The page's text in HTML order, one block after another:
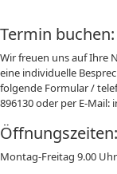
Termin buchen:
Wir freuen uns auf Ihre
eine individuelle
folgende Formular /
896130 oder per E-
Öffnungszeiten:
Montag-Freitag 9.00